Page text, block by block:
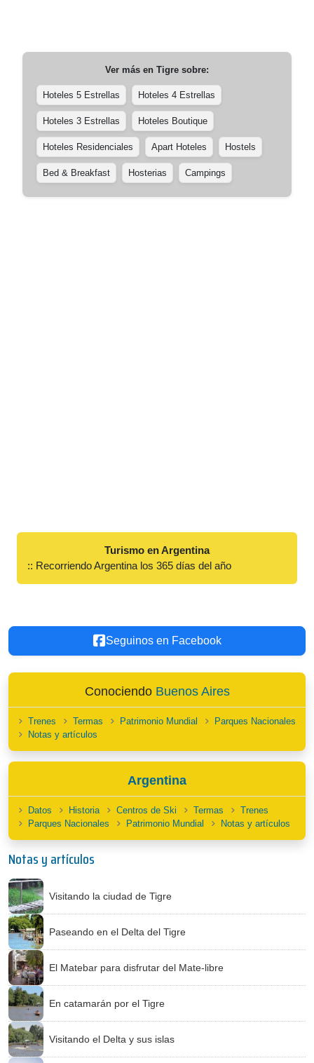
Ver más en Tigre sobre:
Hoteles 5 Estrellas Hoteles 4 Estrellas
Hoteles 3 Estrellas Hoteles Boutique
Hoteles Residenciales Apart Hoteles Hostels
Bed & Breakfast Hosterias Campings
Turismo en Argentina
:: Recorriendo Argentina los 365 días del año
Seguinos en Facebook
Conociendo Buenos Aires
Trenes Termas Patrimonio Mundial
Parques Nacionales
Notas y artículos
Argentina
Datos Historia Centros de Ski Termas
Trenes
Parques Nacionales
Patrimonio Mundial Notas y artículos
Notas y artículos
Visitando la ciudad de Tigre
Paseando en el Delta del Tigre
El Matebar para disfrutar del Mate-libre
En catamarán por el Tigre
Visitando el Delta y sus islas